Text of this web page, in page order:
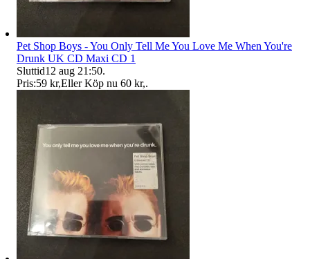
Pet Shop Boys - You Only Tell Me You Love Me When You're
Drunk UK CD Maxi CD 1
Sluttid12 aug 21:50.
Pris:59 kr,Eller Köp nu 60 kr,.